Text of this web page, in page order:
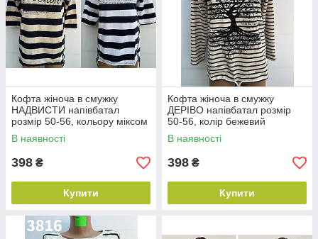
Кофта жіноча в смужку
НАДВИСТИ напівбатал
розмір 50-56, кольору міксом
В наявності
398 ₴
Купити
Кофта жіноча в смужку
ДЕРІВО напівбатал розмір
50-56, колір бежевий
В наявності
398 ₴
Купити